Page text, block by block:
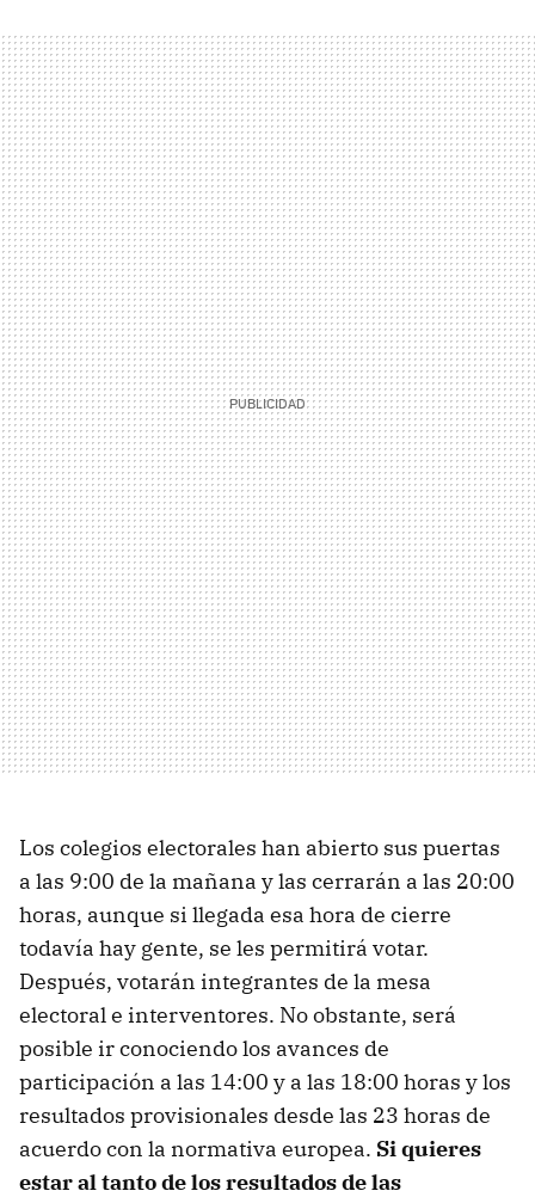
Los colegios electorales han abierto sus puertas
a las 9:00 de la mañana y las cerrarán a las 20:00
horas, aunque si llegada esa hora de cierre
todavía hay gente, se les permitirá votar.
Después, votarán integrantes de la mesa
electoral e interventores. No obstante, será
posible ir conociendo los avances de
participación a las 14:00 y a las 18:00 horas y los
resultados provisionales desde las 23 horas de
acuerdo con la normativa europea. Si quieres
estar al tanto de los resultados de las